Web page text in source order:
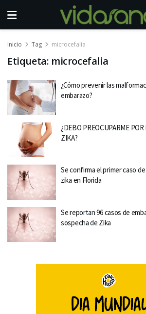
Inicio Tag microcefalia
Etiqueta: microcefalia
¿Cómo prevenir las
embarazo?
¿DEBO PREOCUPARME
ZIKA?
Se confirma el primer caso
zika en Florida
Se reportan 96 casos de
sospecha de Zika